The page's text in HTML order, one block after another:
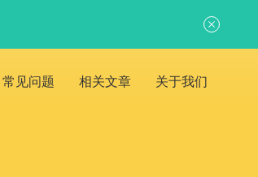
常见问题 相关文章 关于我们